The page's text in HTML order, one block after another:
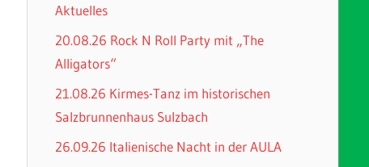
Aktuelles
20.08.26 Rock N Roll Party mit „The
Alligators“
21.08.26 Kirmes-Tanz im historischen
Salzbrunnenhaus Sulzbach
26.09.26 Italienische Nacht in der AULA